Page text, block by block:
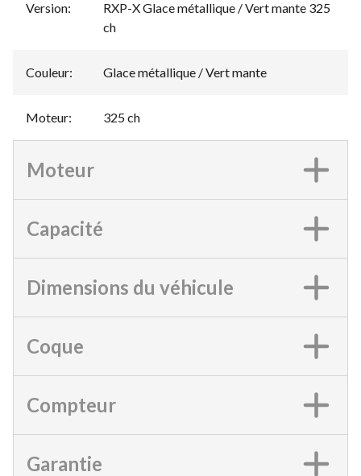
Version:
RXP-X Glace métallique / Vert mante 325
ch
Couleur: Glace métallique / Vert mante
Moteur: 325 ch
Moteur
Capacité
Dimensions du véhicule
Coque
Compteur
Garantie